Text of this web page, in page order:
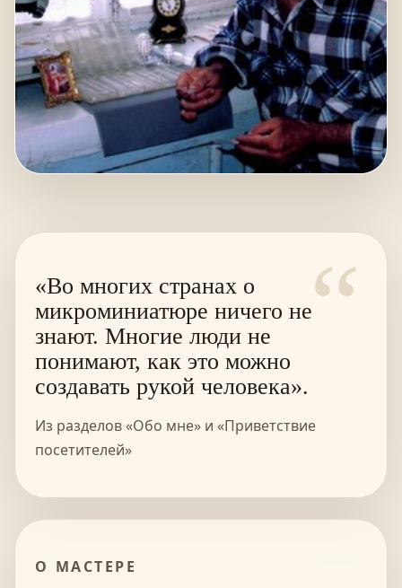
“
«Во многих странах о
микроминиатюре ничего не
знают. Многие люди не
понимают, как это можно
создавать рукой человека».
Из разделов «Обо мне» и «Приветствие
посетителей»
О МАСТЕРЕ